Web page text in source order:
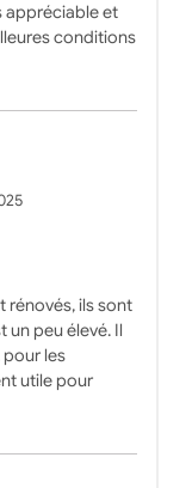
appréciable et
conditions
rénovés, ils sont
un peu élevé. Il
pour les
utile pour